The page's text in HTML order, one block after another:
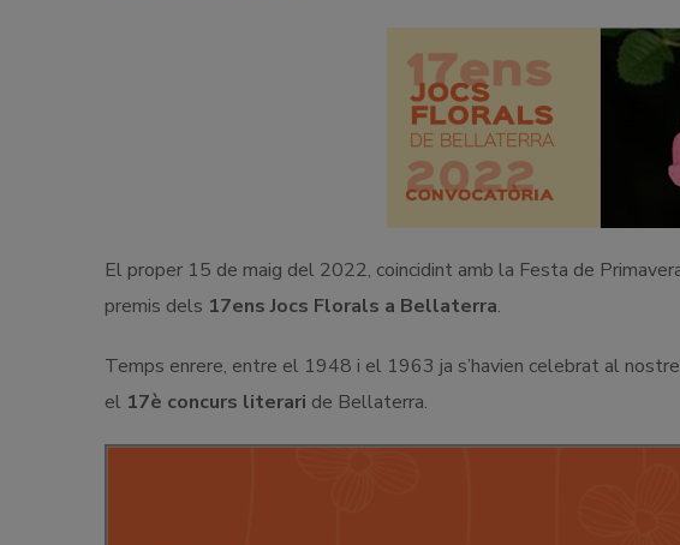
El proper 15 de maig del 2022, coincidint amb la Festa de
premis dels 17ens Jocs Florals a Bellaterra.
Temps enrere, entre el 1948 i el 1963 ja s’havien celebrat al
el 17è concurs literari de Bellaterra.